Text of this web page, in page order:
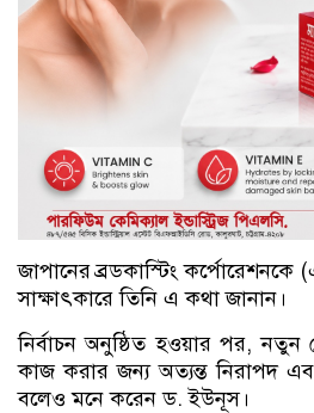
জাপানের ব্রডকাস্টিং
সাক্ষাৎকারে তিনি এ কথা জানান।
নির্বাচন অনুষ্ঠিত হওয়ার পর,
কাজ করার জন্য অত্যন্ত নিরাপদ
বলেও মনে করেন ড. ইউনূস।